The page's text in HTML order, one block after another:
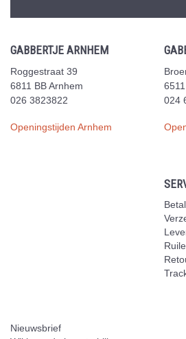
GABBERTJE ARNHEM
Roggestraat 39
6811 BB Arnhem
026 3823822
Openingstijden Arnhem
024
Nieuwsbrief